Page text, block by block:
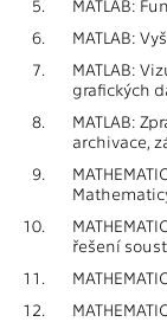
5.
MATLAB:
6.
MATLAB:
7.
MATLAB:
grafických
8.
MATLAB:
archivace,
9.
10.
řešení
11.
12.